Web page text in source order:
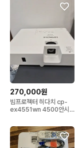
270,000원
빔프로젝터 히다치 cp-
ex4551wn 4500안시